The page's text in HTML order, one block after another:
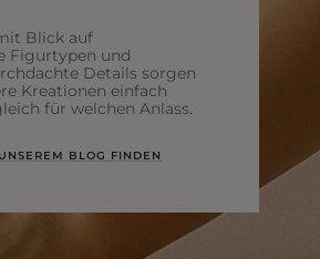
Blick auf
Figurtypen und
Details sorgen
Kreationen einfach
für welchen Anlass.
BLOG FINDEN